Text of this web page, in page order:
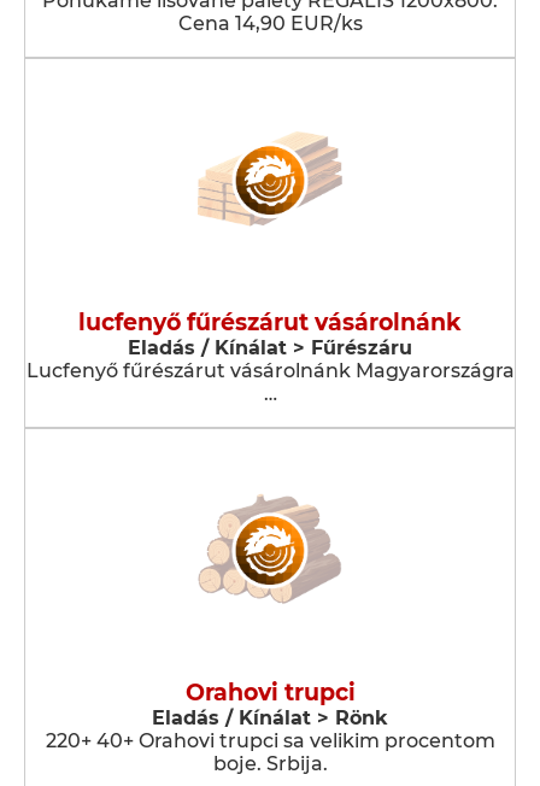
Cena 14,90 EUR/ks
lucfenyő fűrészárut vásárolnánk
Eladás / Kínálat > Fűrészáru
Lucfenyő fűrészárut vásárolnánk Magyarországra
…
Orahovi trupci
Eladás / Kínálat > Rönk
220+ 40+ Orahovi trupci sa velikim procentom
boje. Srbija.